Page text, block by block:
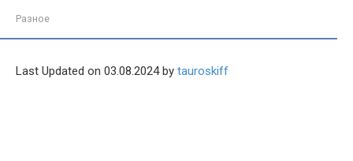
Разное
Last Updated on 03.08.2024 by tauroskiff